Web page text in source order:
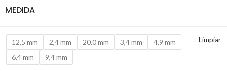
MEDIDA
12,5 mm 2,4 mm 20,0 mm 3,4 mm
4,9 mm
6,4 mm
9,4 mm
Limpiar